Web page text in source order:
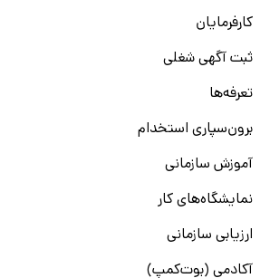
کارفرمایان
ثبت آگهی شغلی
تعرفه‌ها
برون‌سپاری استخدام
آموزش سازمانی
نمایشگاه‌های کار
ارزیابی سازمانی
آکادمی (بوت‌کمپ)